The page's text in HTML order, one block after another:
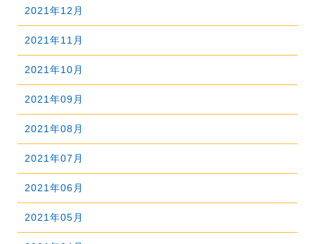
2026年02月
2026年01月
2025年07月
2025年06月
2025年05月
2025年04月
2025年03月
2025年02月
2025年01月
2024年08月
2024年07月
2024年06月
2024年05月
2024年04月
2024年03月
2024年02月
2024年01月
2023年09月
2023年08月
2023年07月
2023年06月
2023年05月
2023年04月
2023年03月
2023年02月
2021年12月
2021年11月
2021年10月
2021年09月
2021年08月
2021年07月
2021年06月
2021年05月